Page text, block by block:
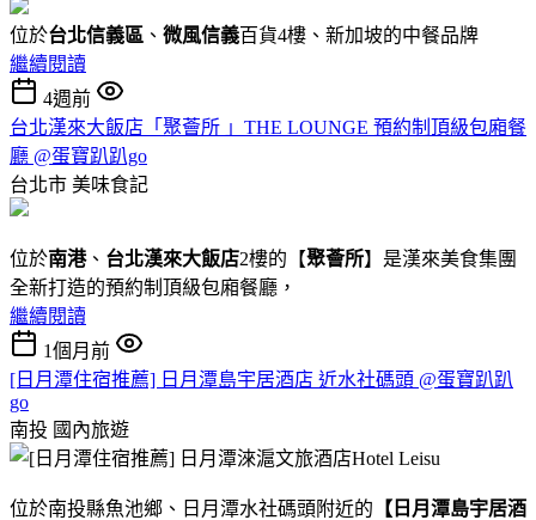
位於台北信義區 、 微風信義百貨4樓、新加坡的中餐品牌
繼續閱讀
4週前
台北漢來大飯店「聚薈所 」THE LOUNGE 預約制頂級包廂餐
廳 @蛋寶趴趴go
台北市 美味食記
位於南港、 台北漢來大飯店2樓的【聚薈所】是漢來美食集團
全新打造的預約制頂級包廂餐廳，
繼續閱讀
1個月前
[日月潭住宿推薦] 日月潭島宇居酒店 近水社碼頭 @蛋寶趴趴
go
南投 國內旅遊
位於南投縣魚池鄉、日月潭水社碼頭附近的 【日月潭島宇居酒